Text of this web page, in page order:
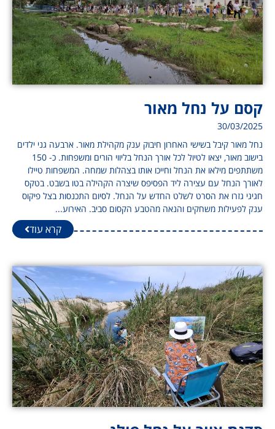
קסם על נחל מאור
30/03/2025
נחל מאור קיבל בשישי האחרון חיבוק ענק מקהילת מאור. ארבעה גני ילדים
בישוב מאור, יצאו לטיול לכל אורך הנחל בליווי הורים ומשפחות. כ- 150
משתתפים מילאו את הנחל וחייכו אותו בצהלות שמחה. המשפחות טיילו
לאורך הנחל עם עצירה ליד הפסיפס שיצרה הקהילה בטו בשבט. בטקס
חגיגי גזרו את הסרט לשלט החדש על הנחל. לסיום התכנסות בצל פיקוס
ענק לפעילות משחקים והנאה מהטבע הקסום סביב. האירוע...
קרא עוד